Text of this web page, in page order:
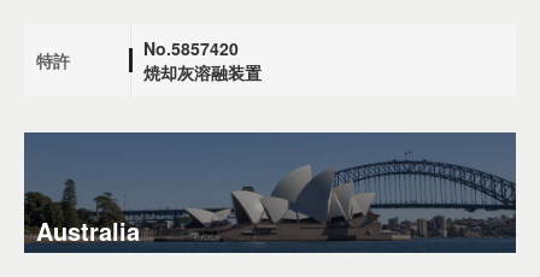
特許
No.5857420
焼却灰溶融装置
Australia